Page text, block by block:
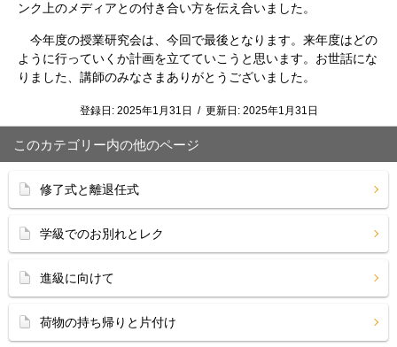
ンク上のメディアとの付き合い方を伝え合いました。
今年度の授業研究会は、今回で最後となります。来年度はどの
ように行っていくか計画を立てていこうと思います。お世話にな
りました、講師のみなさまありがとうございました。
登録日: 2025年1月31日 / 更新日: 2025年1月31日
このカテゴリー内の他のページ
修了式と離退任式
学級でのお別れとレク
進級に向けて
荷物の持ち帰りと片付け